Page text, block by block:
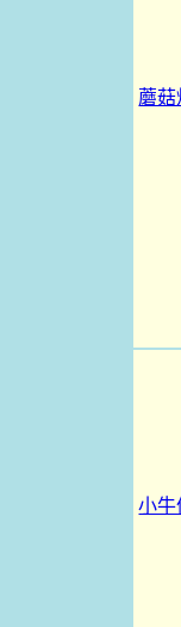
蘑菇
小牛